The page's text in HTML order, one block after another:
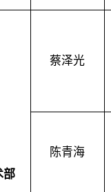
部
蔡泽光
陈青海